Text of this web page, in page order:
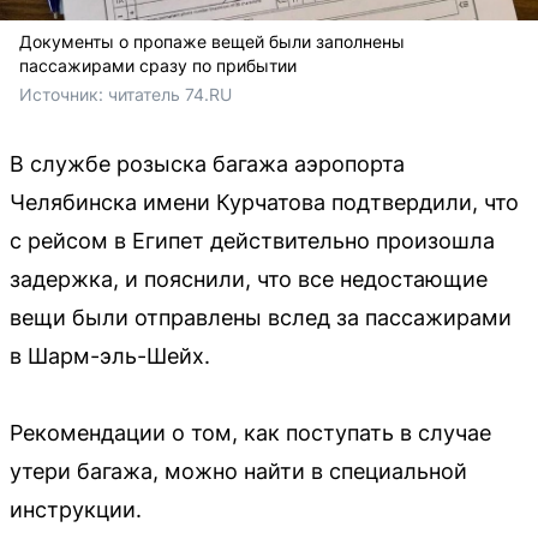
Документы о пропаже вещей были заполнены
пассажирами сразу по прибытии
Источник: читатель 74.RU
В службе розыска багажа аэропорта
Челябинска имени Курчатова подтвердили, что
с рейсом в Египет действительно произошла
задержка, и пояснили, что все недостающие
вещи были отправлены вслед за пассажирами
в Шарм-эль-Шейх.
Рекомендации о том, как поступать в случае
утери багажа, можно найти в специальной
инструкции.